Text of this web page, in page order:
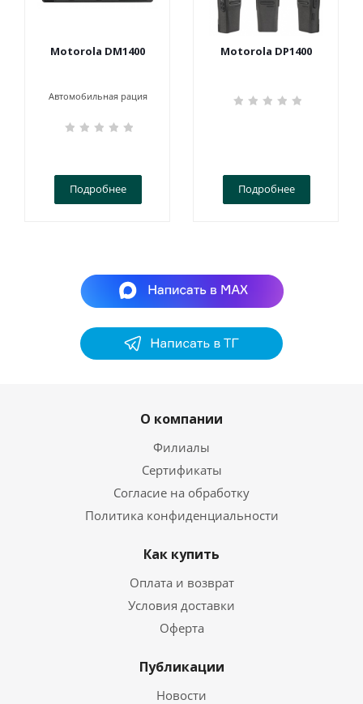
Motorola DM1400
Автомобильная рация
Подробнее
Motorola DP1400
Подробнее
О компании
Филиалы
Сертификаты
Согласие на обработку
Политика конфиденциальности
Как купить
Оплата и возврат
Условия доставки
Оферта
Публикации
Новости